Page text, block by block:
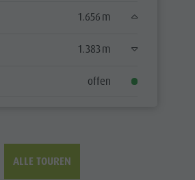
1.656 m
1.383 m
offen
ALLE TOUREN